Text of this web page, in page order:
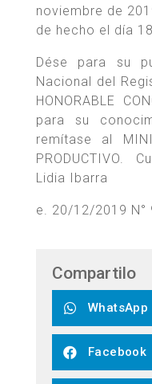
noviembre de
de hecho el día
Dése para su
Nacional del
HONORABLE
para su
remítase al
PRODUCTIVO.
Lidia Ibarra
e. 20/12/2019
Compartilo
WhatsApp
Facebook